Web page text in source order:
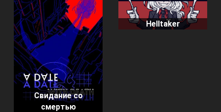
Свидание со
смертью
Helltaker